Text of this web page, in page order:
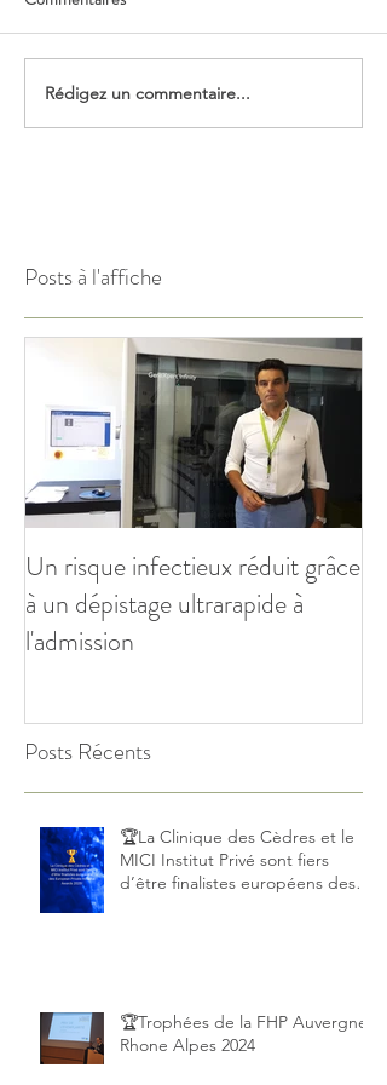
Rédigez un commentaire...
Posts à l'affiche
Un risque infectieux réduit grâce
à un dépistage ultrarapide à
l'admission
Posts Récents
🏆La Clinique des Cèdres et le
MICI Institut Privé sont fiers
d’être finalistes européens des
🏆Trophées de la FHP Auvergne
Rhone Alpes 2024